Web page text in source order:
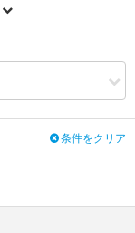
このホテルの平均
4.27（+0.34）
条件をクリア